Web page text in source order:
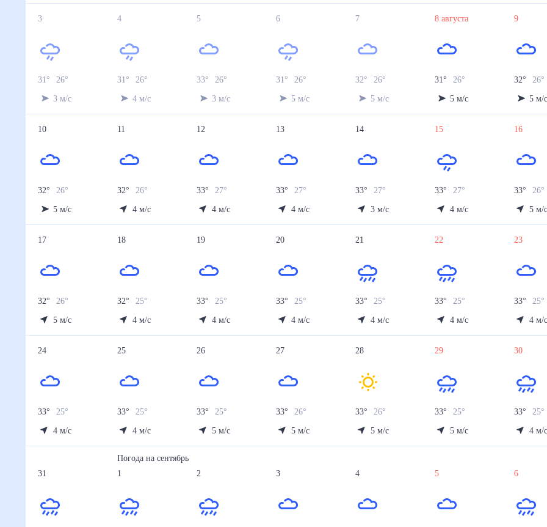
3
31° 26°
3 м/с
4
31° 26°
4 м/с
5
33° 26
3 м/с
6
31° 26°
5 м/с
7
32° 26
5 м/с
8 августа
31° 26°
5 м/с
9
32° 26
5 м/
10
32° 26
5 м/с
11
32° 26
4 м/с
12
33° 27°
4 м/с
13
33° 27°
4 м/с
14
33° 27°
3 м/с
15
33° 27°
4 м/с
16
33° 26
5 м/
17
32° 26
5 м/с
18
32° 25°
4 м/с
19
33° 25°
4 м/с
20
33° 25°
4 м/с
21
33° 25°
4 м/с
22
33° 25°
4 м/с
23
33° 25°
4 м/
24
33° 25°
4 м/с
25
33° 25°
4 м/с
26
33° 25°
5 м/с
27
33° 26
5 м/с
28
33° 26
5 м/с
29
33° 25°
5 м/с
30
33° 25°
4 м/
31
Погода насентябрь
1
2 3 4 5 6